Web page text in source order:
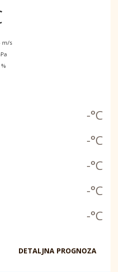
m/s
-°C
-°C
-°C
-°C
-°C
DETALJNA PROGNOZA